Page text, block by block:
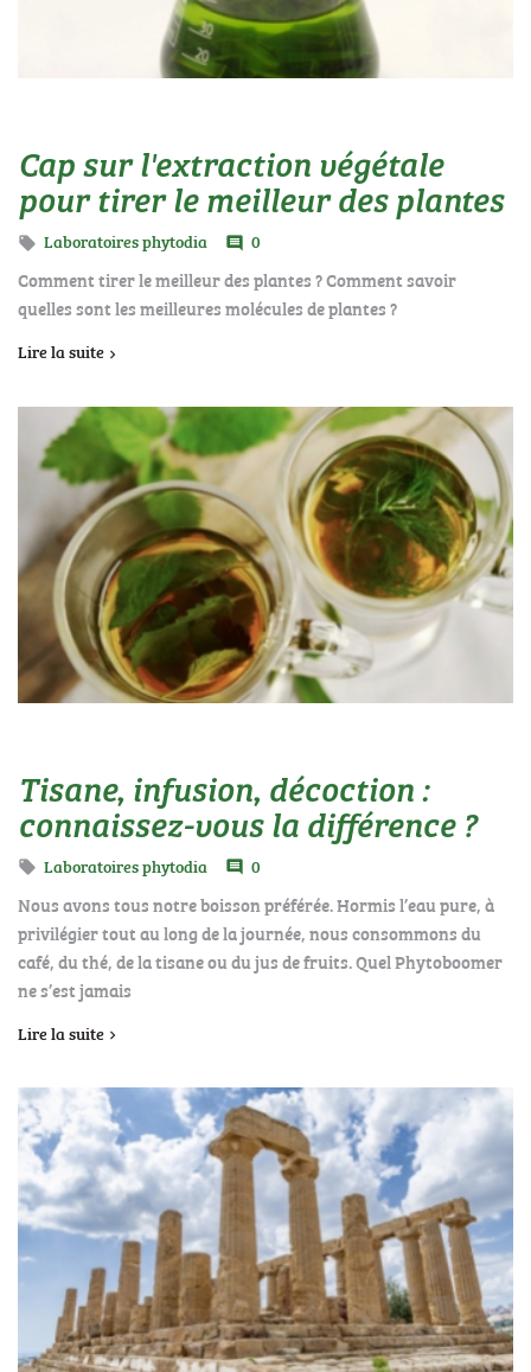
Cap sur l'extraction végétale
pour tirer le meilleur des plantes
 Laboratoires phytodia comment 0
Comment tirer le meilleur des plantes ? Comment savoir
quelles sont les meilleures molécules de plantes ?
Lire la suite
Tisane, infusion, décoction :
connaissez-vous la différence ?
 Laboratoires phytodia comment 0
Nous avons tous notre boisson préférée. Hormis l’eau pure, à
privilégier tout au long de la journée, nous consommons du
café, du thé, de la tisane ou du jus de fruits. Quel Phytoboomer
ne s’est jamais
Lire la suite